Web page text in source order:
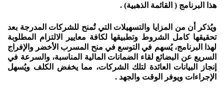
هذا البرنامج ( القائمة الذهبية) .
ويُذكر أن من المزايا والتسهيلات التي تُمنح للشركات المدرجة بعد
تحقيقها كامل الشروط وتطبيقها لكافة معايير الالتزام المطلوبة
لهذا البرنامج، يُسهم في التوسع في منح المسرب الأخضر والإفراج
السريع عن البضائع لقاء الضمانات المالية المناسبة، والسرعة في
إنجاز البيانات العائدة لتلك الشركات، مما يخفض الكلف ويُسهل
الإجراءات ويوفر الوقت والجهد .